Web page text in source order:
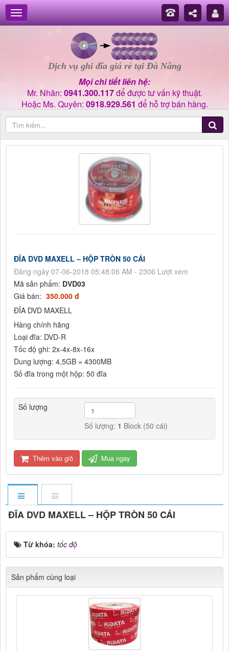
Dịch vụ ghi đĩa giá rẻ tại Đà Nẵng
Mọi chi tiết liên hệ:
Mr. Nhân: 0941.300.117để được tư vấn kỹ thuật.
Hoặc Ms. Quyên: 0918.929.561 để hỗ trợ bán hàng.
ĐĨA DVD MAXELL – HỘP TRÒN 50 CÁI
Đăng ngày 07-06-2018 05:48:06 AM - 2306 Lượt xem
Mã sản phẩm: DVD03
Giá bán: 350.000 đ
ĐĨA DVD MAXELL
Hàng chính hãng
Loại đĩa: DVD-R
Tốc độ ghi: 2x-4x-8x-16x
Dung lượng: 4,5GB = 4300MB
Số đĩa trong một hộp: 50 đĩa
Số lượng
Số lượng: 1 Block (50 cái)
Thêm vào giỏ Mua ngay
ĐĨA DVD MAXELL – HỘP TRÒN 50 CÁI
Từ khóa: tốc độ
Sản phẩm cùng loại